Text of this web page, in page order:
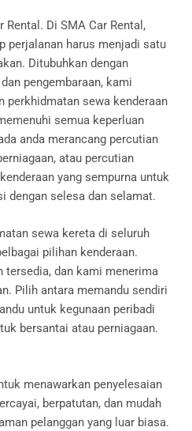
Rental. Di SMA Car Rental,
perjalanan harus menjadi satu
Ditubuhkan dengan
pengembaraan, kami
perkhidmatan sewa kenderaan
semua keperluan
anda merancang percutian
atau percutian
yang sempurna untuk
dengan selesa dan selamat.
sewa kereta di seluruh
pilihan kenderaan.
tersedia, dan kami menerima
Pilih antara memandu sendiri
untuk kegunaan peribadi
bersantai atau perniagaan.
menawarkan penyelesaian
berpatutan, dan mudah
pelanggan yang luar biasa.